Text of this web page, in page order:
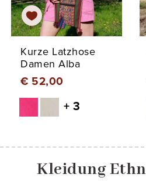
Kurze Latzhose
Damen Alba
€ 52,00
+ 3
Kleidung